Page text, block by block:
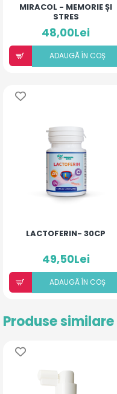
MIRACOL - MEMORIE ȘI
STRES
48,00Lei
ADAUGÃ ÎN COȘ
LACTOFERIN- 30CP
49,50Lei
ADAUGÃ ÎN COȘ
Produse similare